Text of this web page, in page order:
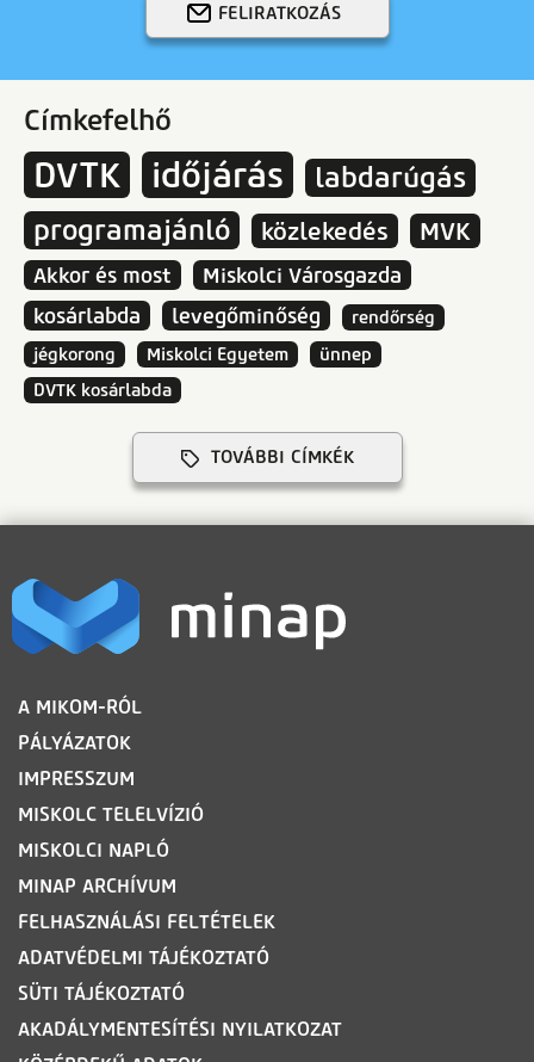
FELIRATKOZÁS
Címkefelhő
DVTK időjárás
labdarúgás
programajánló
közlekedés MVK
Akkor és most
Miskolci Városgazda
kosárlabda
levegőminőség
rendőrség
jégkorong
Miskolci Egyetem
ünnep
DVTK kosárlabda
TOVÁBBI CÍMKÉK
LÁBLÉC
A MIKOM-RÓL
PÁLYÁZATOK
IMPRESSZUM
MISKOLC TELELVÍZIÓ
MISKOLCI NAPLÓ
MINAP ARCHÍVUM
FELHASZNÁLÁSI FELTÉTELEK
ADATVÉDELMI TÁJÉKOZTATÓ
SÜTI TÁJÉKOZTATÓ
AKADÁLYMENTESÍTÉSI NYILATKOZAT